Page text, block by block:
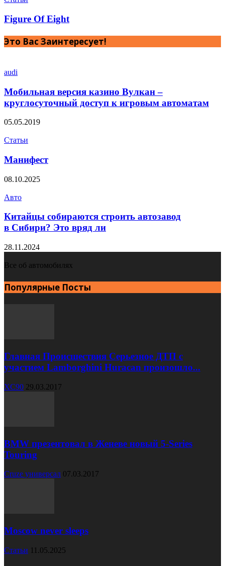
Figure Of Eight
Это Вас Заинтересует!
audi
Мобильная версия казино Вулкан –
круглосуточный доступ к игровым автоматам
05.05.2019
Статьи
Манифест
08.10.2025
Авто
Китайцы собираются строить автозавод
в Сибири? Это вряд ли
28.11.2024
Все об автомобилях
Популярные Посты
Главная Происшествия Серьезное ДТП с
участием Lamborghini Huracan произошло...
XC90 29.03.2017
BMW презентовал в Женеве новый 5-Series
Touring
Cruze универсал 07.03.2017
Moscow never sleeps
Статьи 11.05.2025